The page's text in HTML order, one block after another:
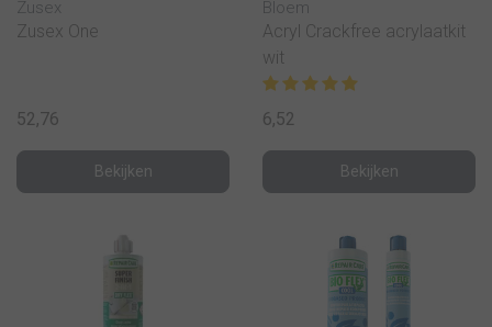
Zusex
Zusex One
52,76
Bekijken
Bloem
Acryl Crackfree acrylaatkit
wit
6,52
Bekijken